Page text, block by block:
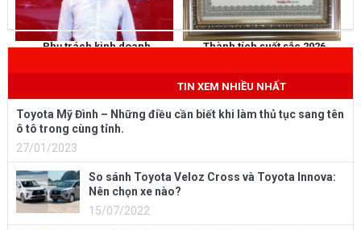
Phụ trách kinh doanh Thành tích suất sắc 2026
TIN XEM NHIỀU NHẤT
Toyota Mỹ Đình – Những điều cần biết khi làm thủ tục sang tên
ô tô trong cùng tỉnh.
27/01/2023
So sánh Toyota Veloz Cross và Toyota Innova:
Nên chọn xe nào?
15/07/2022